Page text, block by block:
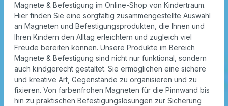
Magnete & Befestigung im Online-Shop von Kindertraum.
Hier finden Sie eine sorgfältig zusammengestellte Auswahl
an Magneten und Befestigungsprodukten, die Ihnen und
Ihren Kindern den Alltag erleichtern und zugleich viel
Freude bereiten können. Unsere Produkte im Bereich
Magnete & Befestigung sind nicht nur funktional, sondern
auch kindgerecht gestaltet. Sie ermöglichen eine sichere
und kreative Art, Gegenstände zu organisieren und zu
fixieren. Von farbenfrohen Magneten für die Pinnwand bis
hin zu praktischen Befestigungslösungen zur Sicherung